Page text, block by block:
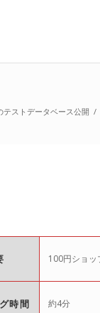
ストデータベース公開 /
100円ショ
時間 約4分